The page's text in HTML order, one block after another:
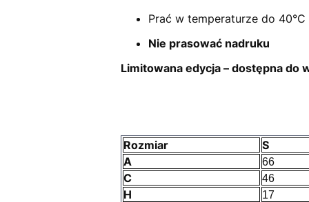
Prać w temperaturze do 40°C
Nie prasować nadruku
Limitowana edycja – dostępna do
Rozmiar
S
A
66
C 46
H 17